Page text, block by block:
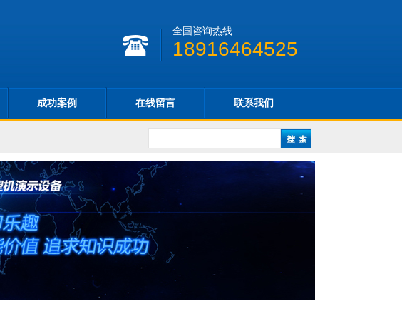
全国咨询热线
18916464525
成功案例 在线留言 联系我们